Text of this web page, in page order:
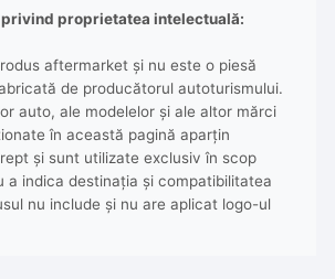
proprietatea intelectuală:
aftermarket și nu este o piesă
de producătorul autoturismului.
auto, ale modelelor și ale altor mărci
în această pagină aparțin
și sunt utilizate exclusiv în scop
a indica destinația și compatibilitatea
nu include și nu are aplicat logo-ul